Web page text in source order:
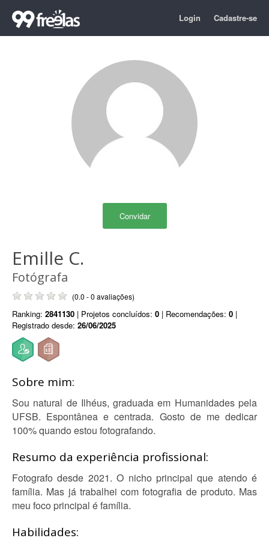
Login Cadastre-se
Convidar
Emille C.
Fotógrafa
(0.0 - 0 avaliações)
Ranking: 2841130 | Projetos concluídos: 0 | Recomendações: 0 |
Registrado desde: 26/06/2025
Sobre mim:
Sou natural de Ilhéus, graduada em Humanidades pela
UFSB. Espontânea e centrada. Gosto de me dedicar
100% quando estou fotografando.
Resumo da experiência profissional:
Fotografo desde 2021. O nicho principal que atendo é
família. Mas já trabalhei com fotografia de produto. Mas
meu foco principal é família.
Habilidades: